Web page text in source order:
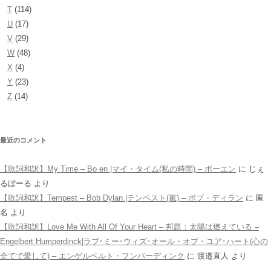
T (114)
U (17)
V (29)
W (48)
X (4)
Y (23)
Z (14)
最近のコメント
【歌詞和訳】My Time – Bo en |マイ・タイム(私の時間) – ボーエン に じぇ
るぼーる より
【歌詞和訳】Tempest – Bob Dylan |テンペスト(嵐) – ボブ・ディラン に 匿
名 より
【歌詞和訳】Love Me With All Of Your Heart – 邦題：太陽は燃えている –
Engelbert Humperdinck|ラブ･ミー･ウィズ･オール・オブ・ユア･ハート(心の
全てで愛して) – エンゲルベルト・フンパーディンク に 渡邉直人 より